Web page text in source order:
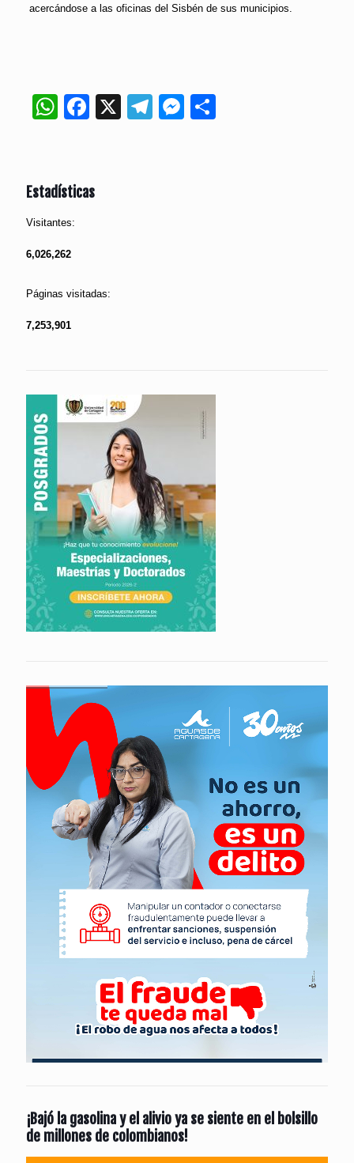
acercándose a las oficinas del Sisbén de sus municipios.
WhatsApp
Facebook
X Telegram
Messenger
Estadísticas
Visitantes:
6,026,262
Páginas visitadas:
7,253,901
¡Bajó la gasolina y el alivio ya se siente en el bolsillo
de millones de colombianos!